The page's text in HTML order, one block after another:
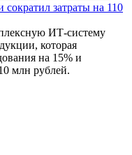
затраты на 110
ИТ-систему
которая
на 15% и
млн рублей.